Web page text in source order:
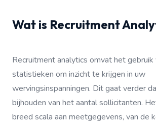
Wat is Recruitment
Recruitment analytics omvat het gebruik
statistieken om inzicht te krijgen in uw
wervingsinspanningen. Dit gaat verder
bijhouden van het aantal sollicitanten.
breed scala aan meetgegevens, van de